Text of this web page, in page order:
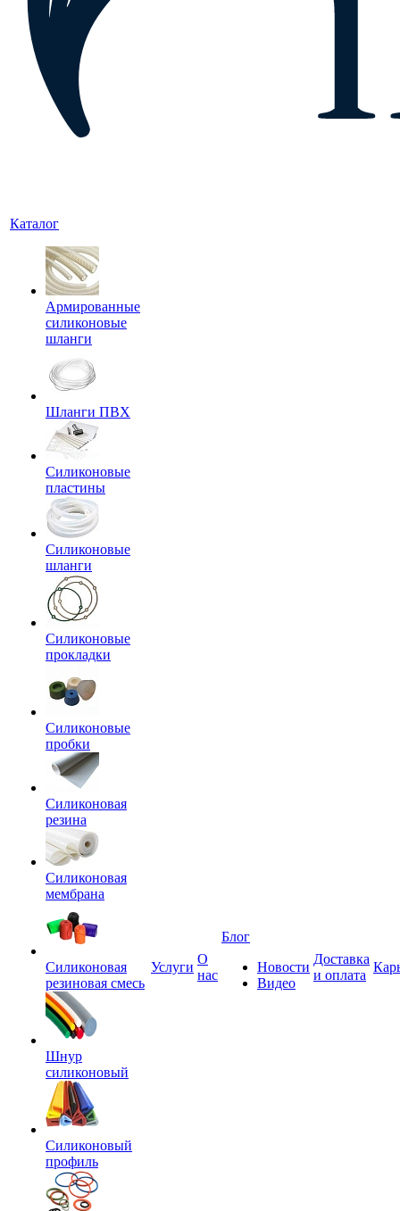
Каталог
Армированные
силиконовые
шланги
Шланги ПВХ
Силиконовые
пластины
Силиконовые
шланги
Силиконовые
прокладки
Силиконовые
пробки
Силиконовая
резина
Силиконовая
мембрана
Силиконовая
резиновая смесь
Шнур
силиконовый
Силиконовый
профиль
Услуги
О
нас
Блог
Новости
Видео
Доставка
и оплата